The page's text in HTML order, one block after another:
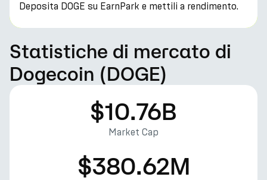
Deposita DOGE su EarnPark e mettili a rendimento.
Statistiche di mercato di
Dogecoin (DOGE)
$10.76B
Market Cap
$380.62M